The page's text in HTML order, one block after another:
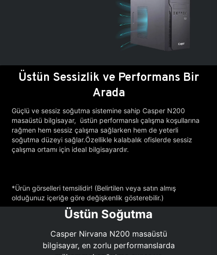
Üstün Sessizlik ve Performans Bir
Arada
Güçlü ve sessiz soğutma sistemine sahip Casper N200
masaüstü bilgisayar, üstün performanslı çalışma koşullarına
rağmen hem sessiz çalışma sağlarken hem de yeterli
soğutma düzeyi sağlar.Özellikle kalabalık ofislerde sessiz
çalışma ortamı için ideal bilgisayardır.
*Ürün görselleri temsilidir! (Belirtilen veya satın almış
olduğunuz içeriğe göre değişkenlik gösterebilir.)
Üstün Soğutma
Casper Nirvana N200 masaüstü
bilgisayar, en zorlu performanslarda